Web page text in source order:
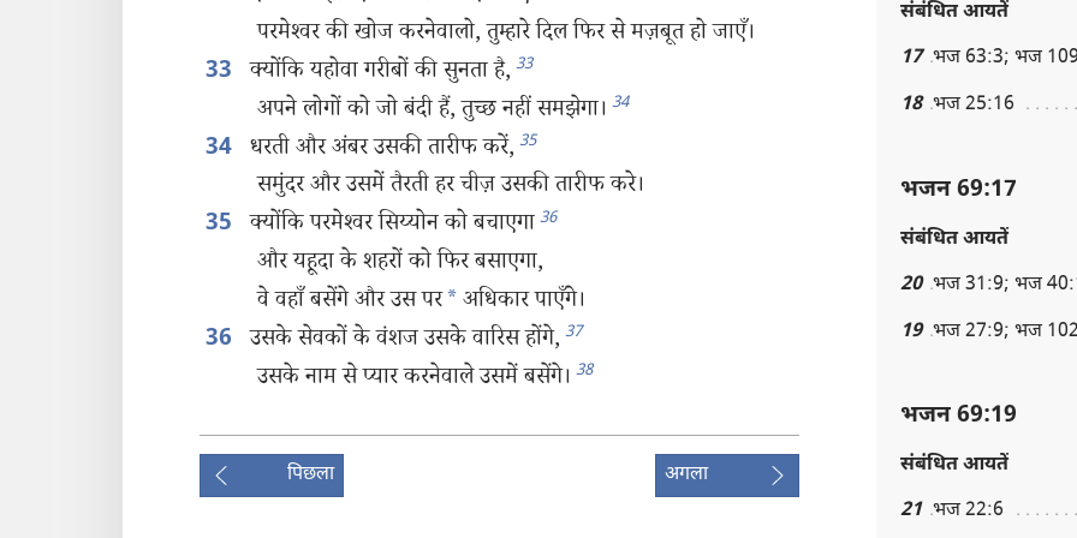
परमेश्‍वर की खोज करनेवालो, तुम्हारे दिल फिर से मज़बूत हो जाएँ।
33 क्योंकि यहोवा गरीबों की सुनता है, 33
अपने लोगों को जो बंदी हैं, तुच्छ नहीं समझेगा। 34
34 धरती और अंबर उसकी तारीफ करें, 35
समुंदर और उसमें तैरती हर चीज़ उसकी तारीफ करे।
35 क्योंकि परमेश्‍वर सिय्योन को बचाएगा 36
और यहूदा के शहरों को फिर बसाएगा,
वे वहाँ बसेंगे और उस पर* अधिकार पाएँगे।
36 उसके सेवकों के वंशज उसके वारिस होंगे, 37
उसके नाम से प्यार करनेवाले उसमें बसेंगे। 38
पिछला अगला
संबंधित आयतें
17 भज 63:3; भज
18 भज 25:16
भजन 69:17
संबंधित आयतें
20 भज 31:9; भज
19 भज 27:9; भज
भजन 69:19
संबंधित आयतें
21 भज 22:6